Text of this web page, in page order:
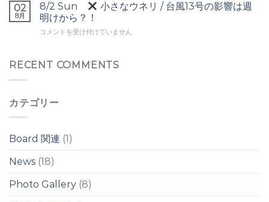
の
ワ
イ
レ
イ
の
ワ
ド
イ
腰
腹
前
ウ
台
ウ
ェ
ル
は
02
8月
8/2 Sun
小さなウネリ / 台風13号の影響は週
明けから？！
8/2
小
ネ
台
風
号
影
コメントを受け付けていません
RECENT COMMENTS
カテゴリー
Board 関連 (1)
News (18)
Photo Gallery (8)